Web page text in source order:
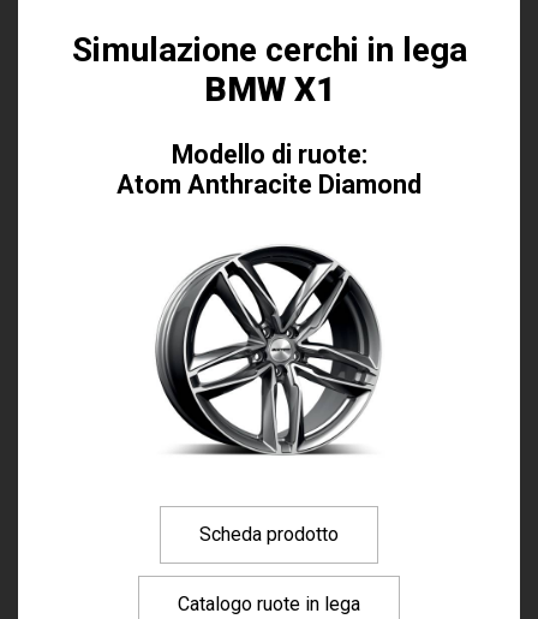
Simulazione cerchi in lega
BMW X1
Modello di ruote:
Atom Anthracite Diamond
Scheda prodotto
Catalogo ruote in lega